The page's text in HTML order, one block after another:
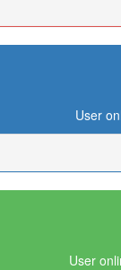
User
User